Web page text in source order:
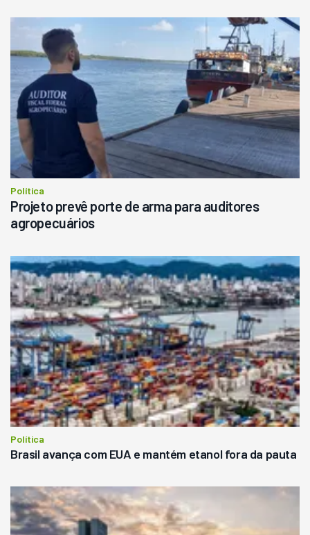
Política
Projeto prevê porte de arma para auditores
agropecuários
Política
Brasil avança com EUA e mantém etanol fora da pauta